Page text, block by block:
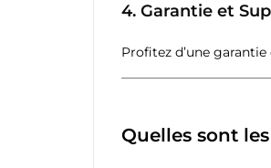
4. Garantie et
Profitez d’une garantie
Quelles sont